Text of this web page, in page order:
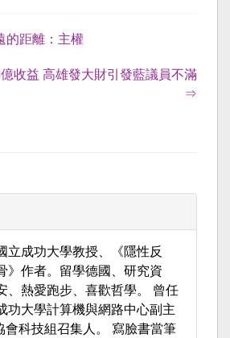
的距離：主權
收益 高雄發大財引發藍議員不滿
⇒
立成功大學教授、《隱性反
》作者。留學德國、研究資
、熱愛跑步、喜歡哲學。 曾任
功大學計算機與網路中心副主
會科技組召集人。 寫臉書當筆